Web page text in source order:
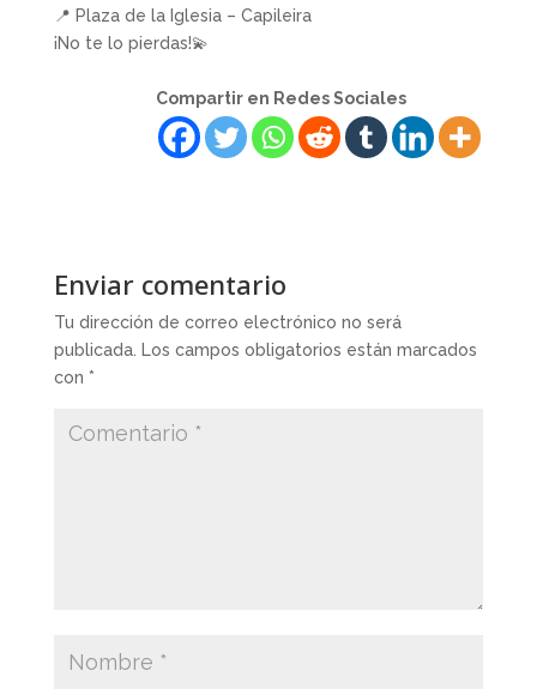
📍 Plaza de la Iglesia – Capileira
¡No te lo pierdas!💫
Compartir en Redes Sociales
Enviar comentario
Tu dirección de correo electrónico no será
publicada. Los campos obligatorios están marcados
con *